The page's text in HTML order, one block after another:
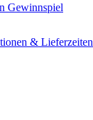
Gewinnspiel
& Lieferzeiten